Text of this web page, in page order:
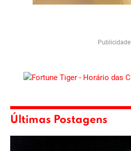
Publicidade
Últimas Postagens